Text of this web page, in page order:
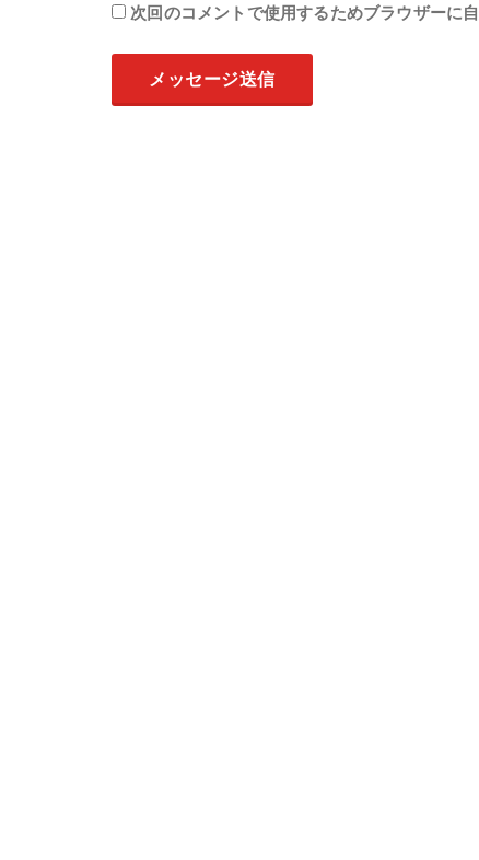
次回のコメントで使用するためブラウザーに